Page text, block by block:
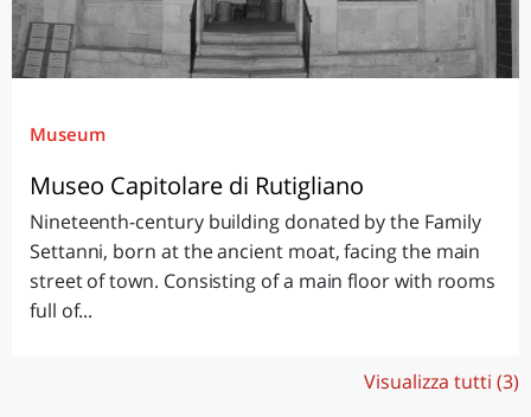
Museum
Museo Capitolare di Rutigliano
Nineteenth-century building donated by the Family
Settanni, born at the ancient moat, facing the main
street of town. Consisting of a main floor with rooms
full of...
Visualizza tutti (3)